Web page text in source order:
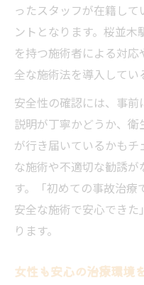
ったスタッフが在籍し
ントとなります。桜並
を持つ施術者による対
全な施術法を導入してい
安全性の確認には、事
説明が丁寧かどうか、
が行き届いているかも
な施術や不適切な勧誘
す。「初めての事故治
安全な施術で安心でき
ります。
女性も安心の治療環境